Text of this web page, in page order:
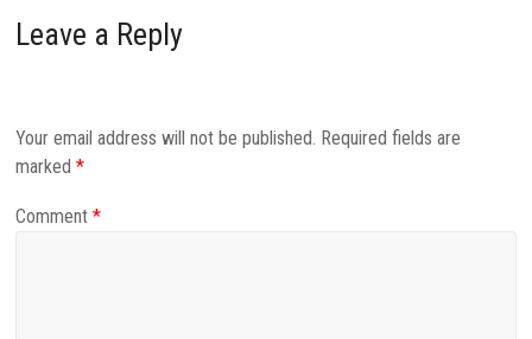
Leave a Reply
Your email address will not be published. Required fields are
marked*
Comment*